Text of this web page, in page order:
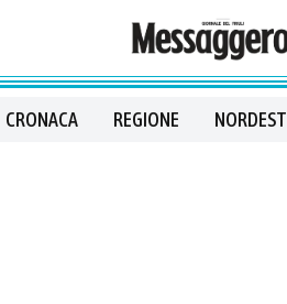
CRONACA REGIONE NORDEST